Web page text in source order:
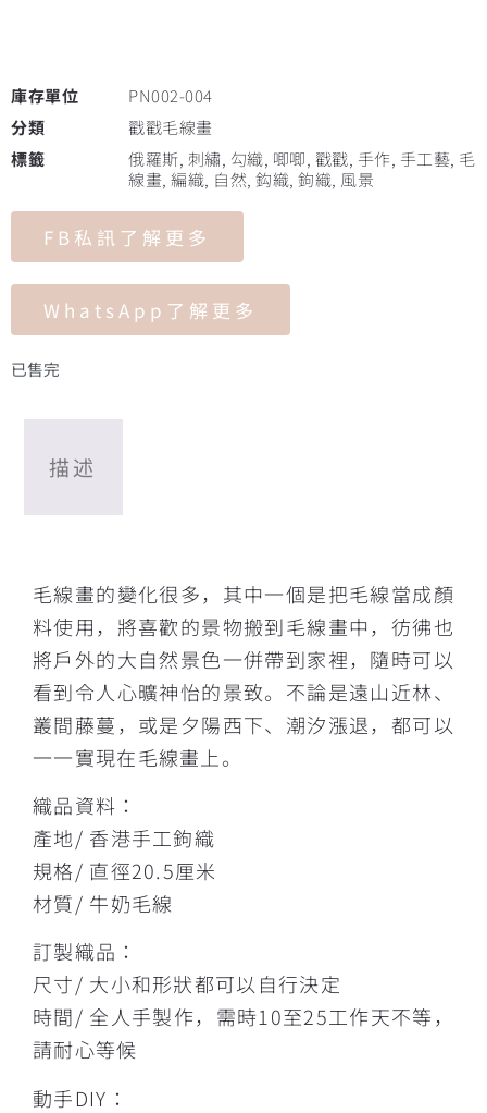
庫存單位
PN002-004
分類
戳戳毛線畫
標籤
俄羅斯, 刺繡, 勾織, 唧唧, 戳戳, 手作, 手工藝, 毛
線畫, 編織, 自然, 鈎織, 鉤織, 風景
FB私訊了解更多
WhatsApp了解更多
已售完
描述
毛線畫的變化很多，其中一個是把毛線當成顏
料使用，將喜歡的景物搬到毛線畫中，彷彿也
將戶外的大自然景色一併帶到家裡，隨時可以
看到令人心曠神怡的景致。不論是遠山近林、
叢間藤蔓，或是夕陽西下、潮汐漲退，都可以
一一實現在毛線畫上。
織品資料：
產地/ 香港手工鉤織
規格/ 直徑20.5厘米
材質/ 牛奶毛線
訂製織品：
尺寸/ 大小和形狀都可以自行決定
時間/ 全人手製作，需時10至25工作天不等，
請耐心等候
動手DIY：